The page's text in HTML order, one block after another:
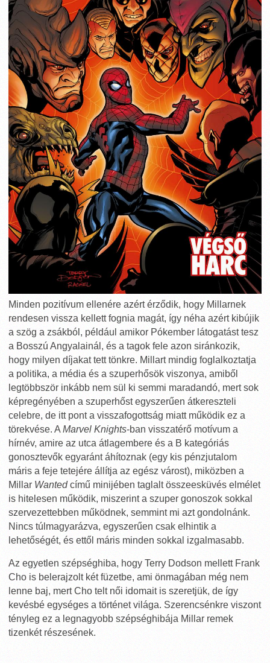
Minden pozitívum ellenére azért érződik, hogy Millarnek
rendesen vissza kellett fognia magát, így néha azért kibújik
a szög a zsákból, például amikor Pókember látogatást tesz
a Bosszú Angyalainál, és a tagok fele azon siránkozik,
hogy milyen díjakat tett tönkre. Millart mindig foglalkoztatja
a politika, a média és a szuperhősök viszonya, amiből
legtöbbször inkább nem sül ki semmi maradandó, mert sok
képregényében a szuperhőst egyszerűen átkereszteli
celebre, de itt pont a visszafogottság miatt működik ez a
törekvése. A Marvel Knights-ban visszatérő motívum a
hírnév, amire az utca átlagembere és a B kategóriás
gonosztevők egyaránt áhítoznak (egy kis pénzjutalom
máris a feje tetejére állítja az egész várost), miközben a
Millar Wantedcímű minijében taglalt összeesküvés elmélet
is hitelesen működik, miszerint a szuper gonoszok sokkal
szervezettebben működnek, semmint mi azt gondolnánk.
Nincs túlmagyarázva, egyszerűen csak elhintik a
lehetőségét, és ettől máris minden sokkal izgalmasabb.
Az egyetlen szépséghiba, hogy Terry Dodson mellett Frank
Cho is belerajzolt két füzetbe, ami önmagában még nem
lenne baj, mert Cho telt női idomait is szeretjük, de így
kevésbé egységes a történet világa. Szerencsénkre viszont
tényleg ez a legnagyobb szépséghibája Millar remek
tizenkét részesének.